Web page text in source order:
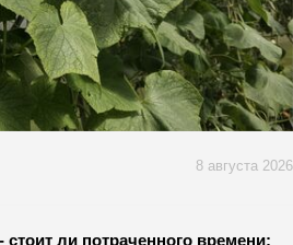
8 августа 2026
ли потраченного времени: